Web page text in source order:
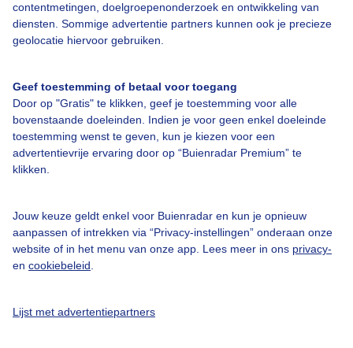
contentmetingen, doelgroepenonderzoek en ontwikkeling van
diensten. Sommige advertentie partners kunnen ook je precieze
geolocatie hiervoor gebruiken.
Geef toestemming of betaal voor toegang
Door op "Gratis" te klikken, geef je toestemming voor alle
bovenstaande doeleinden. Indien je voor geen enkel doeleinde
toestemming wenst te geven, kun je kiezen voor een
advertentievrije ervaring door op “Buienradar Premium” te
klikken.
Jouw keuze geldt enkel voor Buienradar en kun je opnieuw
aanpassen of intrekken via “Privacy-instellingen” onderaan onze
website of in het menu van onze app. Lees meer in ons privacy-
en cookiebeleid
Lijst met advertentiepartners
Bedrijfsgegevens
Veelgestelde vragen
Contact
Adverteren
Buienradar Team
Cookie beleid